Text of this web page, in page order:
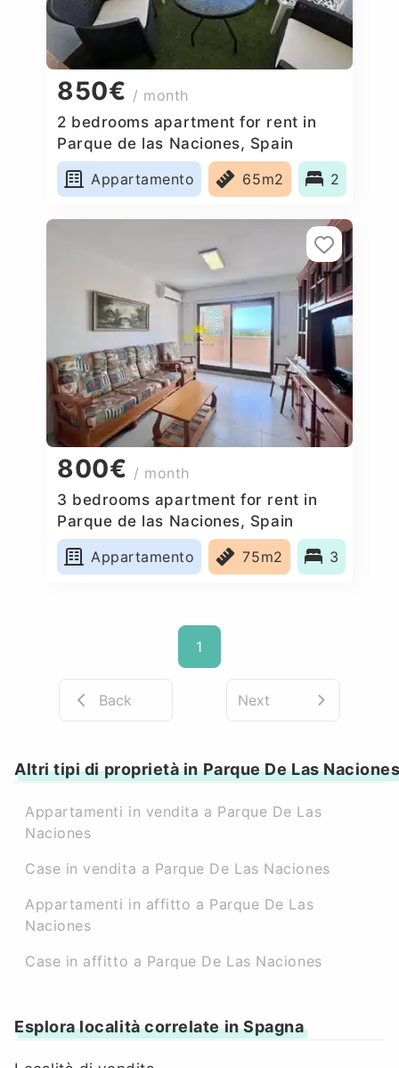
850€ / month
2 bedrooms apartment for rent in
Parque de las Naciones, Spain
Appartamento
65m2 2
800€ / month
3 bedrooms apartment for rent in
Parque de las Naciones, Spain
Appartamento
75m2 3
1
Back Next
Altri tipi di proprietà in Parque De Las
Appartamenti in vendita a Parque De Las
Naciones
Case in vendita a Parque De Las Naciones
Appartamenti in affitto a Parque De Las
Naciones
Case in affitto a Parque De Las Naciones
Esplora località correlate in Spagna